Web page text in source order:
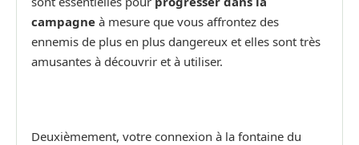
campagne à mesure que vous affrontez des
ennemis de plus en plus dangereux et elles sont très
amusantes à découvrir et à utiliser.
Deuxièmement, votre connexion à la fontaine du